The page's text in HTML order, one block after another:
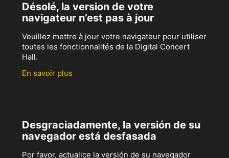
Désolé, la version de votre
navigateur n’est pas à jour
Veuillez mettre à jour votre navigateur pour utiliser
toutes les fonctionnalités de la Digital Concert
Hall.
En savoir plus
Desgraciadamente, la versión de su
navegador está desfasada
Por favor, actualice la versión de su navegador